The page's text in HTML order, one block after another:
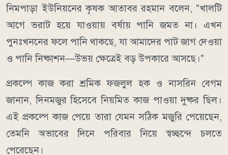
নিমপাড়া ইউনিয়নের কৃষক আতাবর রহমান বলেন, "খালটি
আগে ভরাট হয়ে যাওয়ায় বর্ষায় পানি জমত না। এখন
পুনঃখননের ফলে পানি থাকছে, যা আমাদের পাট জাগ দেওয়া
ও পানি নিষ্কাশন—উভয় ক্ষেত্রেই বড় উপকারে আসছে।"
প্রকল্পে কাজ করা শ্রমিক ফজলুল হক ও নাসরিন বেগম
জানান, দিনমজুর হিসেবে নিয়মিত কাজ পাওয়া দুষ্কর ছিল।
এই প্রকল্পে কাজ পেয়ে তারা যেমন সঠিক মজুরি পেয়েছেন,
তেমনি অভাবের দিনে পরিবার নিয়ে স্বচ্ছন্দে চলতে
পেরেছেন।